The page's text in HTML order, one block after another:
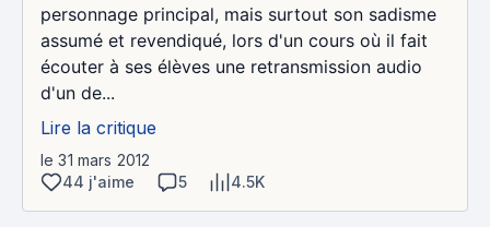
personnage principal, mais surtout son sadisme
assumé et revendiqué, lors d'un cours où il fait
écouter à ses élèves une retransmission audio
d'un de...
Lire la critique
le 31 mars 2012
44 j'aime
5 4.5K